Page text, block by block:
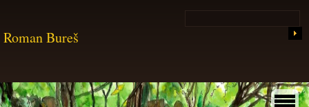
Roman Bureš